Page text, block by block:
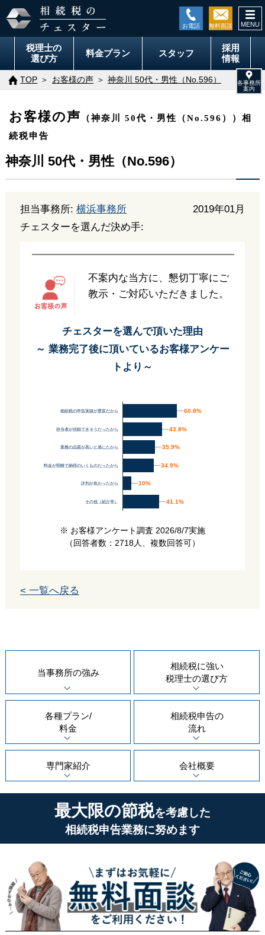
税理士の
選び方
料金プラン スタッフ
採用
情報
TOP お客様の声 神奈川 50代・男性（No.596）
お客様の声
（神奈川 50代・男性（No.596））相
続税申告
神奈川 50代・男性（No.596）
担当事務所: 横浜事務所
2019年01月
チェスターを選んだ決め手:
不案内な当方に、懇切丁寧にご
教示・ご対応いただきました。
チェスターを選んで頂いた理由
～ 業務完了後に頂いているお客様アンケー
トより～
相続税の申告実績が豊富だから
担当者が信頼できそうだったから
業務の品質が高いと感じたから
料金が明瞭で納得のいくものだったから
評判が良かったから
その他（紹介等）
60.8%
60.8%
43.8%
43.8%
35.9%
35.9%
34.9%
34.9%
10%
10%
41.1%
41.1%
※ お客様アンケート調査 2026/8/7実施
（回答者数：2718人、複数回答可）
< 一覧へ戻る
当事務所の強み
相続税に強い
税理士の選び方
各種プラン/
料金
相続税申告の
流れ
専門家紹介 会社概要
最大限の節税を考慮した
相続税申告業務に努めます